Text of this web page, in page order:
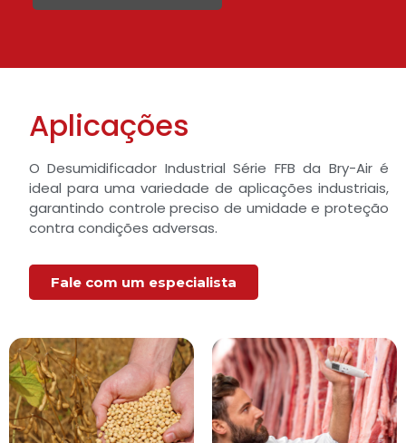
Aplicações
O Desumidificador Industrial Série FFB da Bry-Air é
ideal para uma variedade de aplicações industriais,
garantindo controle preciso de umidade e proteção
contra condições adversas.
Fale com um especialista